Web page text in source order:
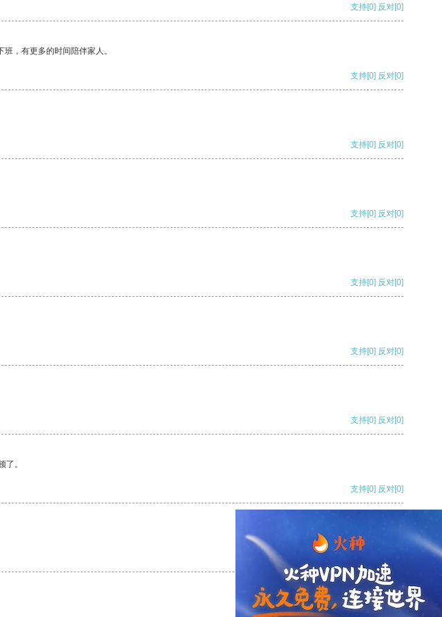
支持[0] 反对[0]
，有更多的时间陪伴家人。
支持[0] 反对[0]
支持[0] 反对[0]
支持[0] 反对[0]
支持[0] 反对[0]
支持[0] 反对[0]
支持[0] 反对[0]
。
支持[0] 反对[0]